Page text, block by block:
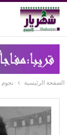
الصفحة الرئيسية نجوم